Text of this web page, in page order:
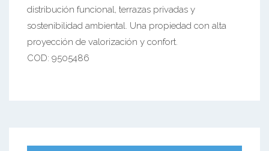
distribución funcional, terrazas privadas y
sostenibilidad ambiental. Una propiedad con alta
proyección de valorización y confort.
COD: 9505486